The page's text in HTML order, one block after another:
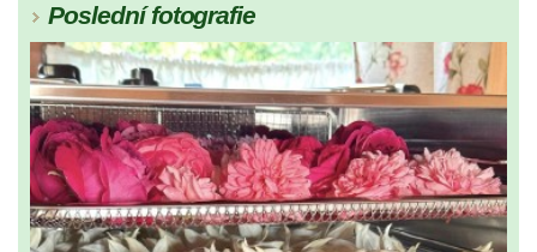
Poslední fotografie